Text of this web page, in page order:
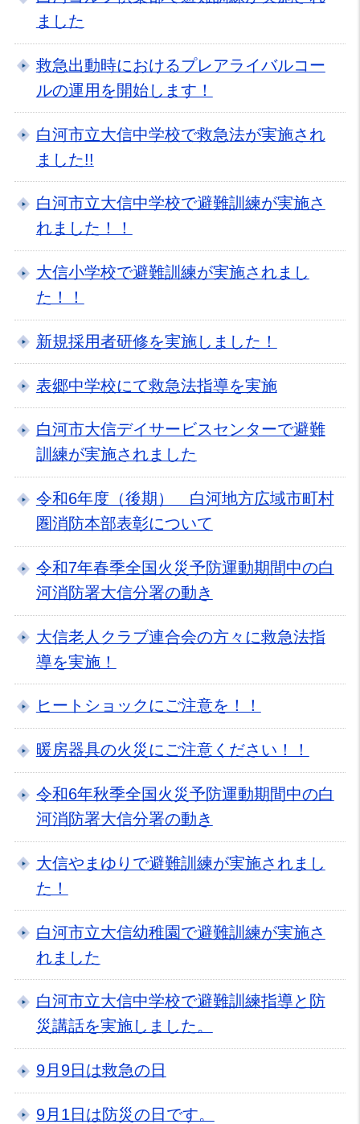
ました
救急出動時におけるプレアライバルコー
ルの運用を開始します！
白河市立大信中学校で救急法が実施され
ました!!
白河市立大信中学校で避難訓練が実施さ
れました！！
大信小学校で避難訓練が実施されまし
た！！
新規採用者研修を実施しました！
表郷中学校にて救急法指導を実施
白河市大信デイサービスセンターで避難
訓練が実施されました
令和6年度（後期） 白河地方広域市町村
圏消防本部表彰について
令和7年春季全国火災予防運動期間中の白
河消防署大信分署の動き
大信老人クラブ連合会の方々に救急法指
導を実施！
ヒートショックにご注意を！！
暖房器具の火災にご注意ください！！
令和6年秋季全国火災予防運動期間中の白
河消防署大信分署の動き
大信やまゆりで避難訓練が実施されまし
た！
白河市立大信幼稚園で避難訓練が実施さ
れました
白河市立大信中学校で避難訓練指導と防
災講話を実施しました。
9月9日は救急の日
9月1日は防災の日です。